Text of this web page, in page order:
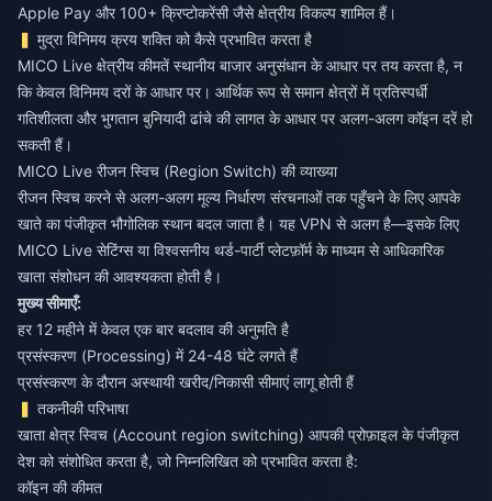
Apple Pay और 100+ क्रिप्टोकरेंसी जैसे क्षेत्रीय विकल्प शामिल हैं।
मुद्रा विनिमय क्रय शक्ति को कैसे प्रभावित करता है
MICO Live क्षेत्रीय कीमतें स्थानीय बाजार अनुसंधान के आधार पर तय करता है, न
कि केवल विनिमय दरों के आधार पर। आर्थिक रूप से समान क्षेत्रों में प्रतिस्पर्धी
गतिशीलता और भुगतान बुनियादी ढांचे की लागत के आधार पर अलग-अलग कॉइन दरें हो
सकती हैं।
MICO Live रीजन स्विच (Region Switch) की व्याख्या
रीजन स्विच करने से अलग-अलग मूल्य निर्धारण संरचनाओं तक पहुँचने के लिए आपके
खाते का पंजीकृत भौगोलिक स्थान बदल जाता है। यह VPN से अलग है—इसके लिए
MICO Live सेटिंग्स या विश्वसनीय थर्ड-पार्टी प्लेटफ़ॉर्म के माध्यम से आधिकारिक
खाता संशोधन की आवश्यकता होती है।
मुख्य सीमाएँ:
हर 12 महीने में केवल एक बार बदलाव की अनुमति है
प्रसंस्करण (Processing) में 24-48 घंटे लगते हैं
प्रसंस्करण के दौरान अस्थायी खरीद/निकासी सीमाएं लागू होती हैं
तकनीकी परिभाषा
खाता क्षेत्र स्विच (Account region switching) आपकी प्रोफ़ाइल के पंजीकृत
देश को संशोधित करता है, जो निम्नलिखित को प्रभावित करता है:
कॉइन की कीमत